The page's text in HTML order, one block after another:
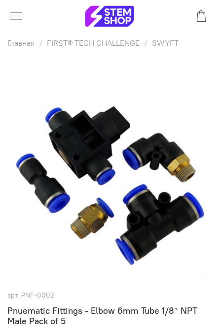
Главная FIRST® TECH CHALLENGE SWYFT
арт. PNF-0002
Pnuematic Fittings - Elbow 6mm Tube 1/8″ NPT
Male Pack of 5